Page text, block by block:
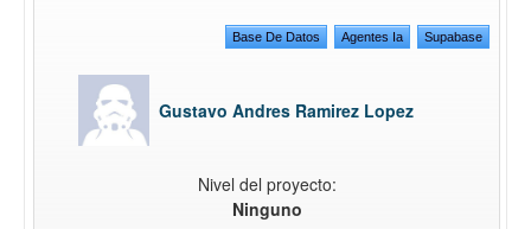
Base De Datos Agentes Ia Supabase
Gustavo Andres Ramirez Lopez
Nivel del proyecto:
Ninguno